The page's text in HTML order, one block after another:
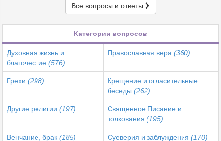
Все вопросы и ответы
Категории вопросов
Духовная жизнь и
благочестие (576)
Православная вера (360)
Грехи (298)
Крещение и огласительные
беседы (262)
Другие религии (197)
Священное Писание и
толкования (195)
Венчание, брак (185) Суеверия и заблуждения (170)